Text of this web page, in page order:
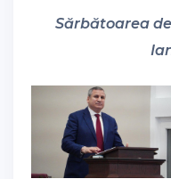
Sărbătoarea